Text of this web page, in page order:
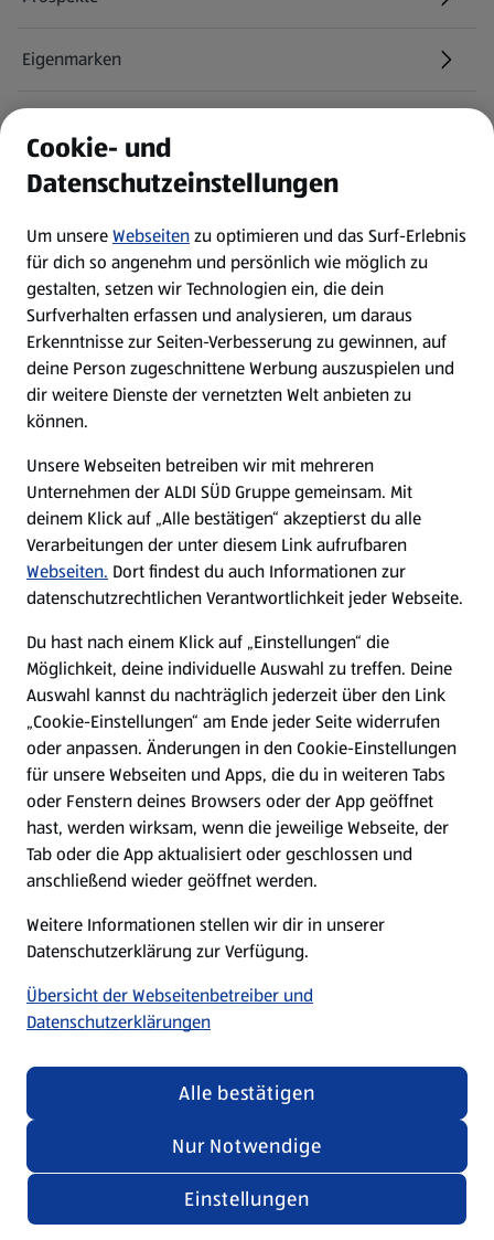
3,99 €
Eigenmarken
Newsletter
WhatsApp
Über ALDI SÜD
Filialen
Nachhaltigkeit
Karriere
Presse
Hilfe & Kontakt
(öffnet in einem neuen Tab)
Unternehmen
Folge uns hier:
Datenschutz- und Richtlinienmenü
Cookie-Einstellungen
Impressum
Nutzungsbedingungen
Security Policy
Compliance | Hinweisstellen
Cookie- und
Datenschutzeinstellungen
Um unsereWebseitenzu optimieren und das Surf-Erlebnis
für dich so angenehm und persönlich wie möglich zu
gestalten, setzen wir Technologien ein, die dein
Surfverhalten erfassen und analysieren, um daraus
Erkenntnisse zur Seiten-Verbesserung zu gewinnen, auf
deine Person zugeschnittene Werbung auszuspielen und
dir weitere Dienste der vernetzten Welt anbieten zu
können.
Unsere Webseiten betreiben wir mit mehreren
Unternehmen der ALDI SÜD Gruppe gemeinsam. Mit
deinem Klick auf „Alle bestätigen“ akzeptierst du alle
Verarbeitungen der unter diesem Link aufrufbaren
Webseiten. Dort findest du auch Informationen zur
datenschutzrechtlichen Verantwortlichkeit jeder Webseite.
Du hast nach einem Klick auf „Einstellungen“ die
Möglichkeit, deine individuelle Auswahl zu treffen. Deine
Auswahl kannst du nachträglich jederzeit über den Link
„Cookie-Einstellungen“ am Ende jeder Seite widerrufen
oder anpassen. Änderungen in den Cookie-Einstellungen
für unsere Webseiten und Apps, die du in weiteren Tabs
oder Fenstern deines Browsers oder der App geöffnet
hast, werden wirksam, wenn die jeweilige Webseite, der
Tab oder die App aktualisiert oder geschlossen und
anschließend wieder geöffnet werden.
Weitere Informationen stellen wir dir in unserer
Datenschutzerklärung zur Verfügung.
Übersicht der Webseitenbetreiber und
Datenschutzerklärungen
Einstellungen
Nur Notwendige
Alle bestätigen